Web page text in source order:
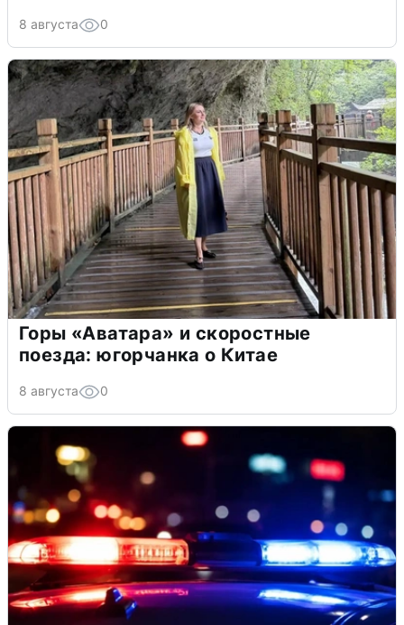
8 августа 0
Горы «Аватара» и скоростные
поезда: югорчанка о Китае
8 августа 0